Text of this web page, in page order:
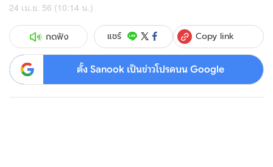
24 เม.ย. 56 (10:14 น.)
กดฟัง แชร์ Copy link
ตั้ง Sanook เป็นข่าวโปรดบน Google